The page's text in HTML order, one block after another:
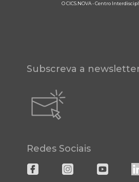
O CICS.NOVA - Centro
Subscreva a
Redes Sociais